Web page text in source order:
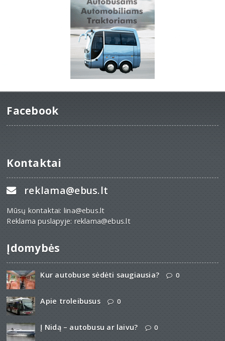
Facebook
Kontaktai
reklama@ebus.lt
Mūsų kontaktai: lina@ebus.lt
Reklama puslapyje: reklama@ebus.lt
Įdomybės
Kur autobuse sėdėti saugiausia? 0
Apie troleibusus 0
Į Nidą – autobusu ar laivu? 0